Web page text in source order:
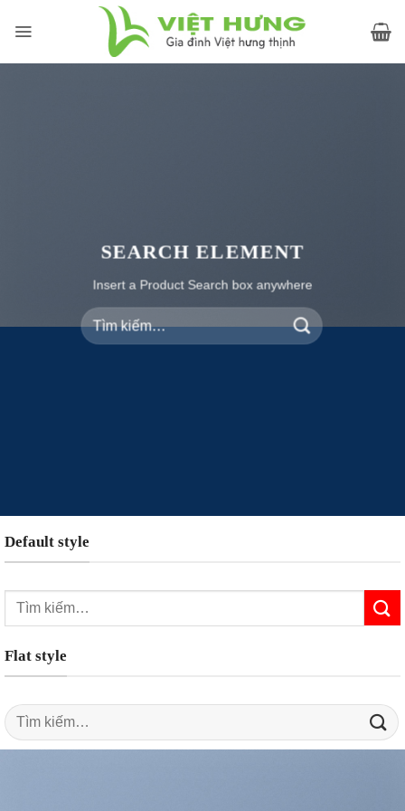
SEARCH ELEMENT
Insert a Product Search box anywhere
Tìm
kiếm:
Default style
Tìm
Flat style
Tìm
kiếm: